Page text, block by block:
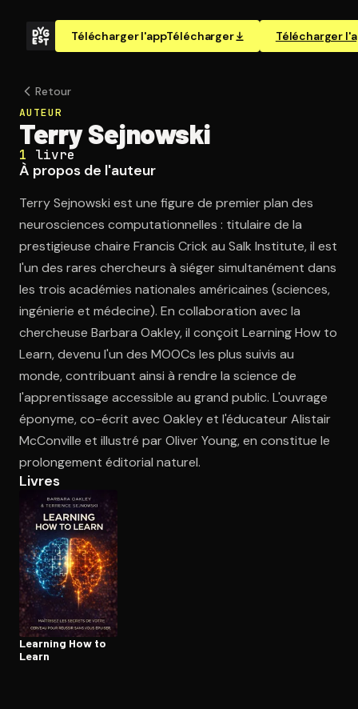
Télécharger l'appTélécharger Télécharger
Retour
AUTEUR
Terry Sejnowski
1 livre
À propos de l'auteur
Terry Sejnowski est une figure de premier plan des
neurosciences computationnelles : titulaire de la
prestigieuse chaire Francis Crick au Salk Institute, il est
l'un des rares chercheurs à siéger simultanément dans
les trois académies nationales américaines (sciences,
ingénierie et médecine). En collaboration avec la
chercheuse Barbara Oakley, il conçoit Learning How to
Learn, devenu l'un des MOOCs les plus suivis au
monde, contribuant ainsi à rendre la science de
l'apprentissage accessible au grand public. L'ouvrage
éponyme, co-écrit avec Oakley et l'éducateur Alistair
McConville et illustré par Oliver Young, en constitue le
prolongement éditorial naturel.
Livres
Learning How to
Learn